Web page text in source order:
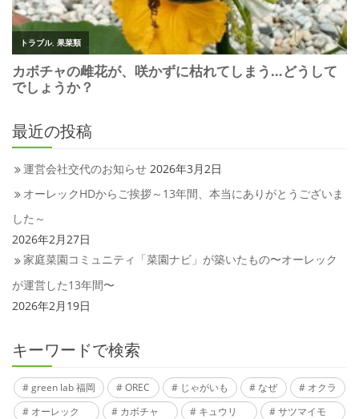
最近の投稿
運営会社交代のお知らせ 2026年3月2日
オーレックHDからご挨拶～13年間、本当にありがとうございま
した～
2026年2月27日
家庭菜園コミュニティ「菜園ナビ」が築いたもの〜オーレック
が運営した13年間〜
2026年2月19日
キーワードで検索
green lab 福岡 OREC じゃがいも なぜ
オクラ
オーレック
カボチャ キュウリ
サツマイモ